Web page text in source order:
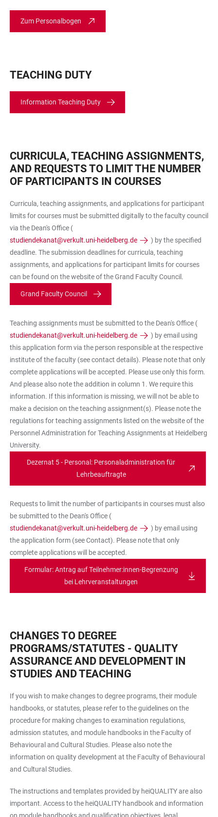
Zum Personalbogen
TEACHING DUTY
Information Teaching Duty
CURRICULA, TEACHING ASSIGNMENTS,
AND REQUESTS TO LIMIT THE NUMBER
OF PARTICIPANTS IN COURSES
Curricula, teaching assignments, and applications for participant
limits for courses must be submitted digitally to the faculty council
via the Dean's Office (
studiendekanat@verkult.uni-heidelberg.de
) by the specified
deadline. The submission deadlines for curricula, teaching
assignments, and applications for participant limits for courses
can be found on the website of the Grand Faculty Council.
Grand Faculty Council
Teaching assignments must be submitted to the Dean's Office (
studiendekanat@verkult.uni-heidelberg.de
) by email using
this application form via the person responsible at the respective
institute of the faculty (see contact details). Please note that only
complete applications will be accepted. Please use only this form.
And please also note the addition in column 1. We require this
information. If this information is missing, we will not be able to
make a decision on the teaching assignment(s). Please note the
regulations for teaching assignments listed on the website of the
Personnel Administration for Teaching Assignments at Heidelberg
University.
Dezernat 5 - Personal: Personaladministration für
Lehrbeauftragte
Requests to limit the number of participants in courses must also
be submitted to the Dean's Office (
studiendekanat@verkult.uni-heidelberg.de
) by email using
the application form (see Contact). Please note that only
complete applications will be accepted.
Formular: Antrag auf Teilnehmer:innen-Begrenzung
bei Lehrveranstaltungen
CHANGES TO DEGREE
PROGRAMS/STATUTES - QUALITY
ASSURANCE AND DEVELOPMENT IN
STUDIES AND TEACHING
If you wish to make changes to degree programs, their module
handbooks, or statutes, please refer to the guidelines on the
procedure for making changes to examination regulations,
admission statutes, and module handbooks in the Faculty of
Behavioural and Cultural Studies. Please also note the
information on quality development at the Faculty of Behavioural
and Cultural Studies.
The instructions and templates provided by heiQUALITY are also
important. Access to the heiQUALITY handbook and information